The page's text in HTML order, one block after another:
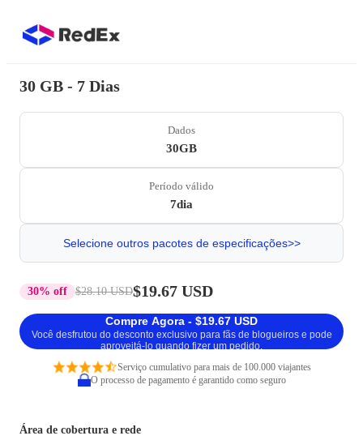
30 GB - 7 Dias
Dados
30GB
Período válido
7dia
Selecione outros pacotes de especificações>>
30% off $28.10 USD$19.67 USD
Compre Agora - $19.67 USD
Você desfrutou do desconto exclusivo para fãs de blogueiros e pode
aproveitá-lo quando fizer um pedido.
Serviço cumulativo para mais de 100.000 viajantes
O processo de pagamento é garantido como seguro
Área de cobertura e rede